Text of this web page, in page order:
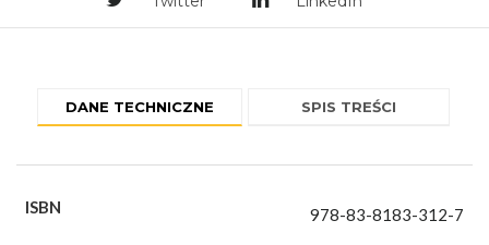
DANE TECHNICZNE SPIS TREŚCI
ISBN 978-83-8183-312-7